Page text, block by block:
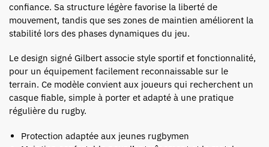
confiance. Sa structure légère favorise la liberté de
mouvement, tandis que ses zones de maintien améliorent la
stabilité lors des phases dynamiques du jeu.
Le design signé Gilbert associe style sportif et fonctionnalité,
pour un équipement facilement reconnaissable sur le
terrain. Ce modèle convient aux joueurs qui recherchent un
casque fiable, simple à porter et adapté à une pratique
régulière du rugby.
Protection adaptée aux jeunes rugbymen